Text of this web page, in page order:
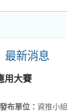
最新消息
用大賽
發布單位： 資推小組